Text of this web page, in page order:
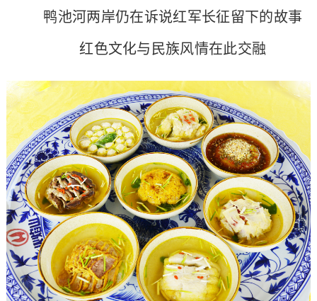
鸭池河两岸仍在诉说红军长征留下的故事
红色文化与民族风情在此交融